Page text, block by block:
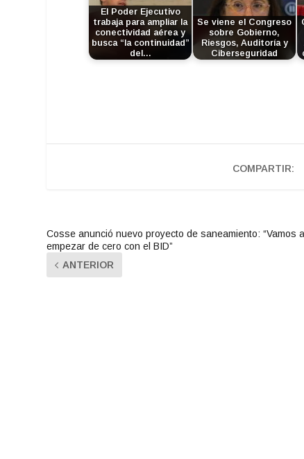
El Poder Ejecutivo
trabaja para ampliar la
conectividad aérea y
busca “la continuidad”
del…
Se viene el Congreso
sobre Gobierno,
Riesgos, Auditoría y
Ciberseguridad
COMPARTIR:
Cosse anunció nuevo proyecto de saneamiento: “Vamos
empezar de cero con el BID”
ANTERIOR